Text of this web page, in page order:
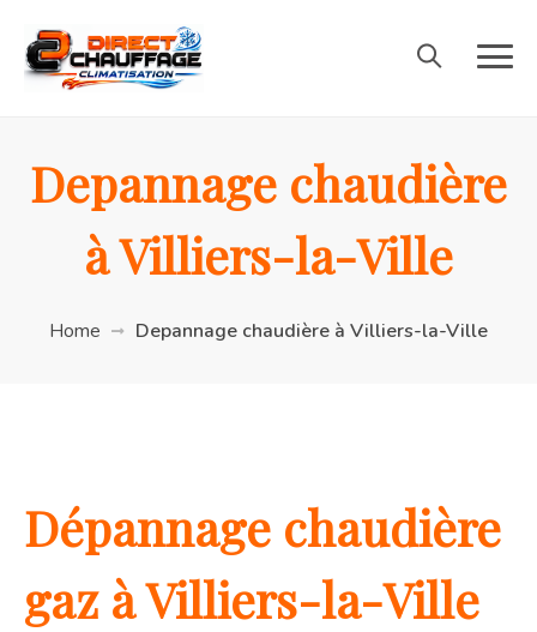
Depannage chaudière
à Villiers-la-Ville
Home Depannage chaudière à Villiers-la-Ville
Dépannage chaudière
gaz à Villiers-la-Ville